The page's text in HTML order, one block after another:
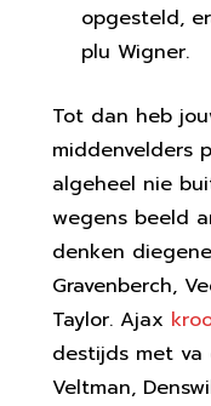
opgesteld,
plu Wigner.
Tot dan heb
middenvelders
algeheel nie
wegens beeld
denken
Gravenberch,
Taylor. Ajax
destijds met va
Veltman,